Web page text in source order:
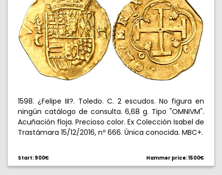
1598. ¿Felipe III?. Toledo. C. 2 escudos. No figura en
ningún catálogo de consulta. 6,68 g. Tipo "OMNIVM".
Acuñación floja. Precioso color. Ex Colección Isabel de
Trastámara 15/12/2016, nº 666. Única conocida. MBC+.
Start: 900€ Hammer price: 1500€